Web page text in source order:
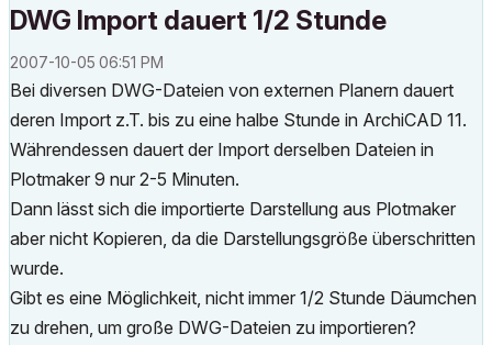
DWG Import dauert 1/2 Stunde
‎2007-10-05 06:51 PM
Bei diversen DWG-Dateien von externen Planern dauert
deren Import z.T. bis zu eine halbe Stunde in ArchiCAD 11.
Währendessen dauert der Import derselben Dateien in
Plotmaker 9 nur 2-5 Minuten.
Dann lässt sich die importierte Darstellung aus Plotmaker
aber nicht Kopieren, da die Darstellungsgröße überschritten
wurde.
Gibt es eine Möglichkeit, nicht immer 1/2 Stunde Däumchen
zu drehen, um große DWG-Dateien zu importieren?